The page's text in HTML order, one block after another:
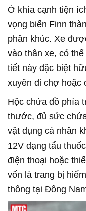
Ở khía cạnh tiện
vọng biến Finn
phân khúc. Xe
vào thân xe, có
tiết này đặc biệt
xuyên đi chợ hoặc
Hộc chứa đồ phía
thước, đủ sức
vật dụng cá nhân
12V dạng tẩu
điện thoại hoặc
vốn là trang bị
thông tại Đông